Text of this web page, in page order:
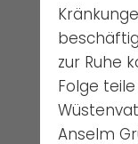
zur Ruhe
Folge
Anselm